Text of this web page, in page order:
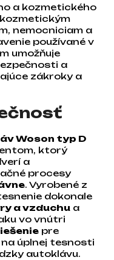
a kozmetického
nemocniciam a
používané v
umožňuje
a
zákroky a
Woson typ D
ktorý
a
procesy
. Vyrobené z
dokonale
a vzduchu a
vo vnútri
pre
úplnej tesnosti
autoklávu.